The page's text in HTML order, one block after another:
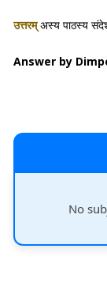
उत्तरम्अस्य पाठस्य
Answer by
No